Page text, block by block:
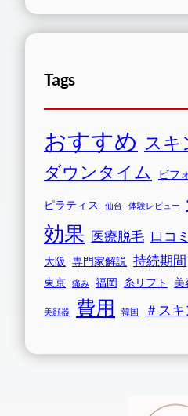
Tags
おすすめ スキ
ダウンタイム ビフ
ピラティス 仙台 体験レビュー
効果 医療脱毛 口コミ
大阪 専門家解説 持続期間
東京
痛み 福岡 糸リフト 美
美顔器 費用 韓国 ＃ス